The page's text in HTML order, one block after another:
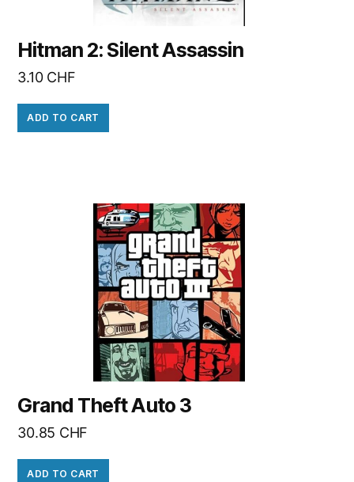
Hitman 2: Silent Assassin
3.10 CHF
ADD TO CART
Grand Theft Auto 3
30.85 CHF
ADD TO CART